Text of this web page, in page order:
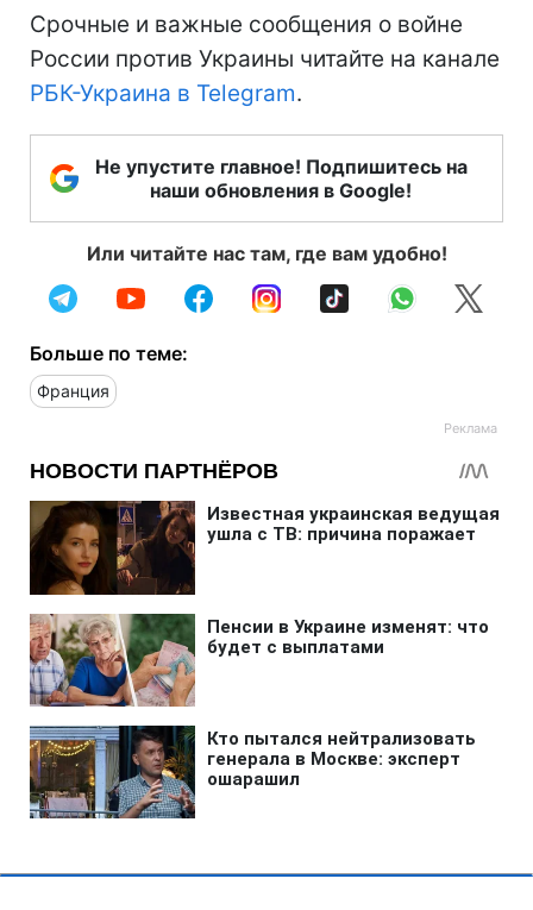
Срочные и важные сообщения о войне
России против Украины читайте на канале
РБК-Украина в Telegram.
Не упустите главное! Подпишитесь на
наши обновления в Google!
Или читайте нас там, где вам удобно!
Больше по теме:
Франция